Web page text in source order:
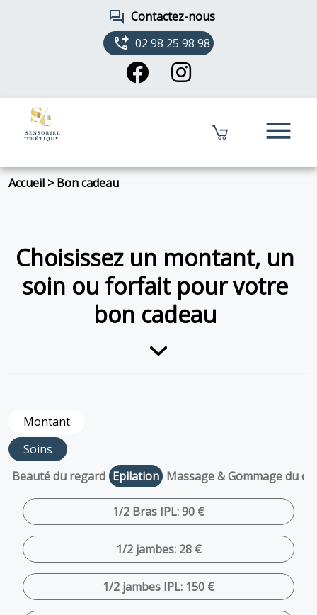
forum Contactez-nous
phone_forwarded 02 98 25 98 98
menu
Accueil >Bon cadeau
Choisissez un montant, un
soin ou forfait pour votre
bon cadeau
Montant
Soins
Beauté du regard Epilation Massage & Gommage du
1/2 Bras IPL: 90 €
1/2 jambes: 28 €
1/2 jambes IPL: 150 €